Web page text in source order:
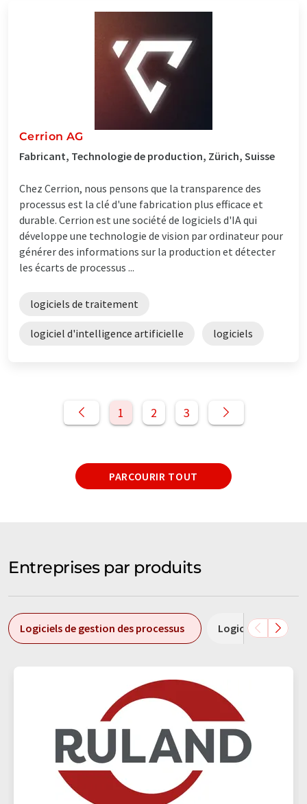
Cerrion AG
Fabricant, Technologie de production, Zürich, Suisse
Chez Cerrion, nous pensons que la transparence des
processus est la clé d'une fabrication plus efficace et
durable. Cerrion est une société de logiciels d'IA qui
développe une technologie de vision par ordinateur pour
générer des informations sur la production et détecter
les écarts de processus ...
logiciels de traitement
logiciel d'intelligence artificielle logiciels
1 2 3
PARCOURIR TOUT
Entreprises par produits
Logiciels de gestion des processus Logiciels